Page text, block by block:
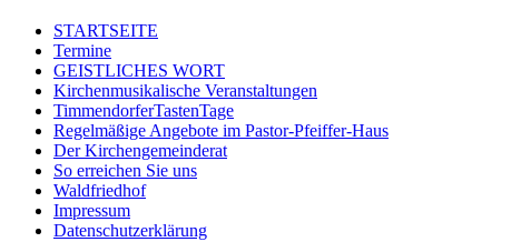
STARTSEITE
Termine
GEISTLICHES WORT
Kirchenmusikalische Veranstaltungen
TimmendorferTastenTage
Regelmäßige Angebote im Pastor-Pfeiffer-Haus
Der Kirchengemeinderat
So erreichen Sie uns
Waldfriedhof
Impressum
Datenschutzerklärung